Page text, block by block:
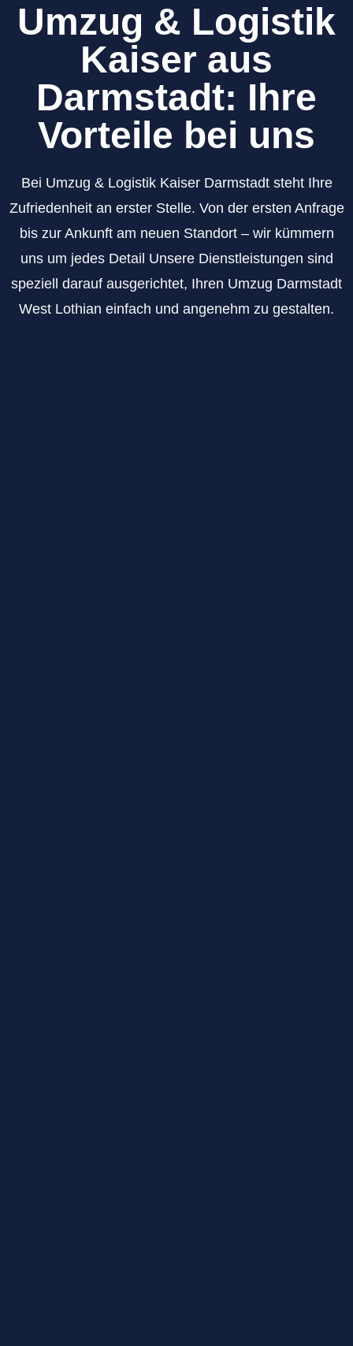
Umzug & Logistik
Kaiser aus
Darmstadt: Ihre
Vorteile bei uns
Bei Umzug & Logistik Kaiser Darmstadt steht Ihre
Zufriedenheit an erster Stelle. Von der ersten Anfrage
bis zur Ankunft am neuen Standort – wir kümmern
uns um jedes Detail Unsere Dienstleistungen sind
speziell darauf ausgerichtet, Ihren Umzug Darmstadt
West Lothian einfach und angenehm zu gestalten.